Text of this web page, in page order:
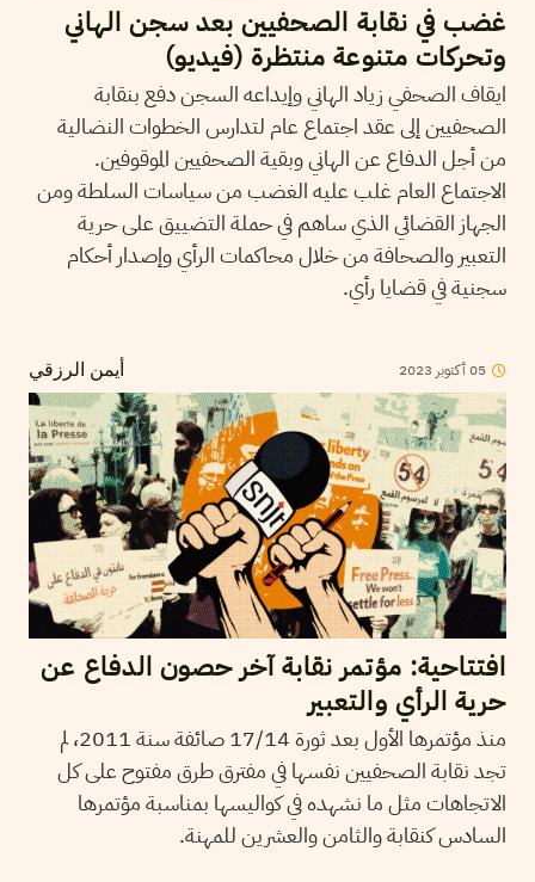
غضب في نقابة الصحفيين بعد سجن الهاني
وتحركات متنوعة منتظرة (فيديو)
ايقاف الصحفي زياد الهاني وإيداعه السجن دفع بنقابة
الصحفيين إلى عقد اجتماع عام لتدارس الخطوات النضالية
من أجل الدفاع عن الهاني وبقية الصحفيين الموقوفين.
الاجتماع العام غلب عليه الغضب من سياسات السلطة ومن
الجهاز القضائي الذي ساهم في حملة التضييق على حرية
التعبير والصحافة من خلال محاكمات الرأي وإصدار أحكام
سجنية في قضايا رأي.
أيمن الرزقي 05أكتوبر 2023
افتتاحية: مؤتمر نقابة آخر حصون الدفاع عن
حرية الرأي والتعبير
منذ مؤتمرها الأول بعد ثورة 17/14 صائفة سنة 2011، لم
تجد نقابة الصحفيين نفسها في مفترق طرق مفتوح على كل
الاتجاهات مثل ما نشهده في كواليسها بمناسبة مؤتمرها
السادس كنقابة والثامن والعشرين للمهنة.